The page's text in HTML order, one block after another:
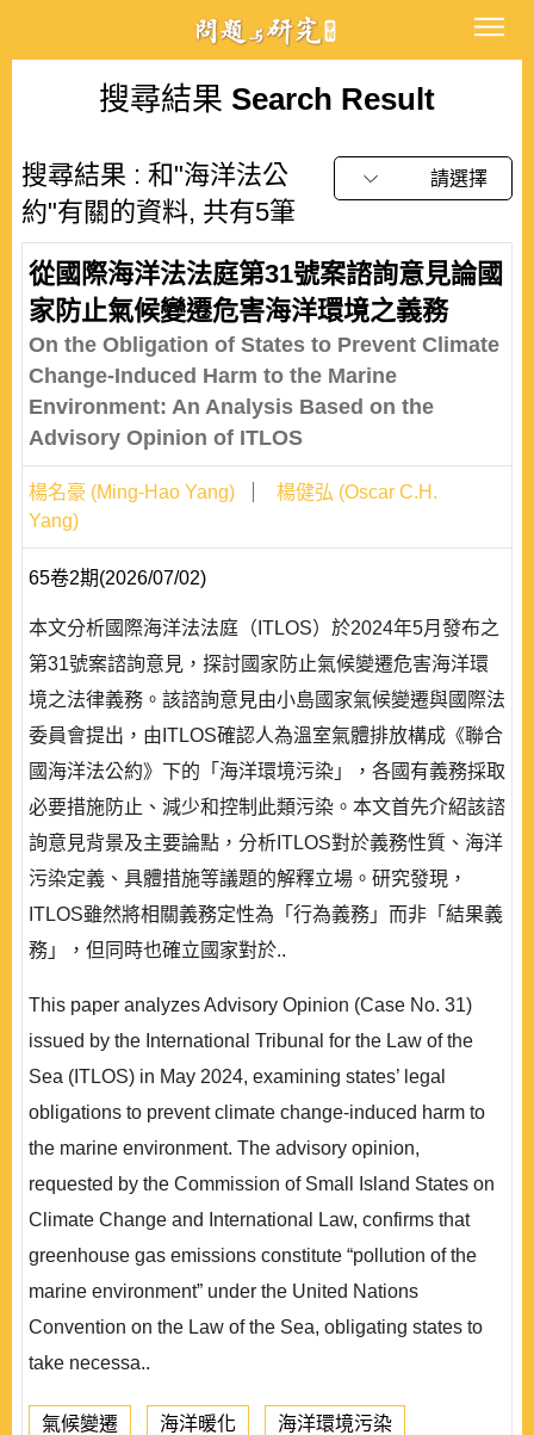
搜尋結果 Search Result
搜尋結果 : 和"海洋法公
約"有關的資料, 共有5筆
請選擇
從國際海洋法法庭第31號案諮詢意見論國
家防止氣候變遷危害海洋環境之義務
On the Obligation of States to Prevent Climate
Change-Induced Harm to the Marine
Environment: An Analysis Based on the
Advisory Opinion of ITLOS
楊名豪 (Ming-Hao Yang)
楊健弘 (Oscar C.H.
Yang)
65卷2期(2026/07/02)
本文分析國際海洋法法庭（ITLOS）於2024年5月發布之
第31號案諮詢意見，探討國家防止氣候變遷危害海洋環
境之法律義務。該諮詢意見由小島國家氣候變遷與國際法
委員會提出，由ITLOS確認人為溫室氣體排放構成《聯合
國海洋法公約》下的「海洋環境污染」，各國有義務採取
必要措施防止、減少和控制此類污染。本文首先介紹該諮
詢意見背景及主要論點，分析ITLOS對於義務性質、海洋
污染定義、具體措施等議題的解釋立場。研究發現，
ITLOS雖然將相關義務定性為「行為義務」而非「結果義
務」，但同時也確立國家對於..
This paper analyzes Advisory Opinion (Case No. 31)
issued by the International Tribunal for the Law of the
Sea (ITLOS) in May 2024, examining states’ legal
obligations to prevent climate change-induced harm to
the marine environment. The advisory opinion,
requested by the Commission of Small Island States on
Climate Change and International Law, confirms that
greenhouse gas emissions constitute “pollution of the
marine environment” under the United Nations
Convention on the Law of the Sea, obligating states to
take necessa..
氣候變遷 海洋暖化 海洋環境污染